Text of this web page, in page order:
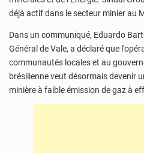
déjà actif dans le secteur minier au
Dans un communiqué, Eduardo
Général de Vale, a déclaré que
communautés locales et au
brésilienne veut désormais devenir
minière à faible émission de gaz à